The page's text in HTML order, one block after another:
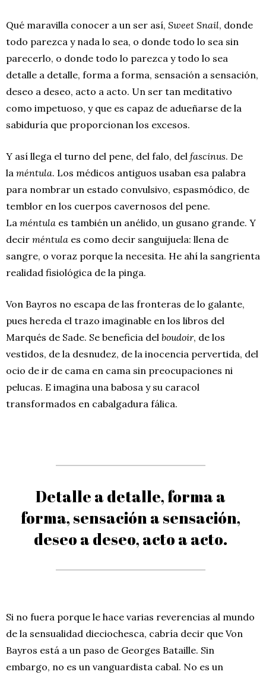
Qué maravilla conocer a un ser así, Sweet Snail, donde
todo parezca y nada lo sea, o donde todo lo sea sin
parecerlo, o donde todo lo parezca y todo lo sea
detalle a detalle, forma a forma, sensación a sensación,
deseo a deseo, acto a acto. Un ser tan meditativo
como impetuoso, y que es capaz de adueñarse de la
sabiduría que proporcionan los excesos.
Y así llega el turno del pene, del falo, del fascinus. De
la méntula. Los médicos antiguos usaban esa palabra
para nombrar un estado convulsivo, espasmódico, de
temblor en los cuerpos cavernosos del pene.
La méntula es también un anélido, un gusano grande. Y
decir méntula es como decir sanguijuela: llena de
sangre, o voraz porque la necesita. He ahí la sangrienta
realidad fisiológica de la pinga.
Von Bayros no escapa de las fronteras de lo galante,
pues hereda el trazo imaginable en los libros del
Marqués de Sade. Se beneficia del boudoir, de los
vestidos, de la desnudez, de la inocencia pervertida, del
ocio de ir de cama en cama sin preocupaciones ni
pelucas. E imagina una babosa y su caracol
transformados en cabalgadura fálica.
Detalle a detalle, forma a
forma, sensación a sensación,
deseo a deseo, acto a acto.
Si no fuera porque le hace varias reverencias al mundo
de la sensualidad dieciochesca, cabría decir que Von
Bayros está a un paso de Georges Bataille. Sin
embargo, no es un vanguardista cabal. No es un